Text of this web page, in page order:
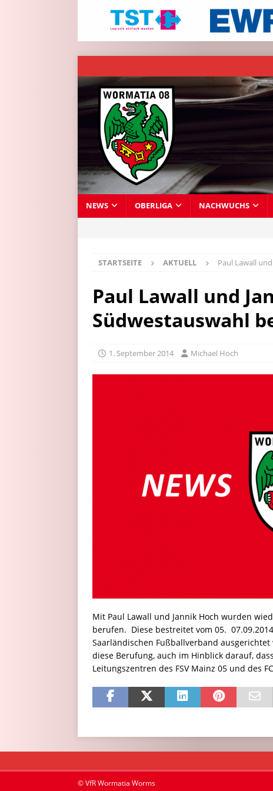
NEWS OBERLIGA NACHWUCHS
STARTSEITE AKTUELL Paul Lawall
Paul Lawall und
Südwestauswahl
1. September 2014 Michael Hoch
Mit Paul Lawall und Jannik Hoch wurden
berufen. Diese bestreitet vom 05. 
Saarländischen Fußballverband
diese Berufung, auch im Hinblick darauf,
Leitungszentren des FSV Mainz 05 und des
© VfR Wormatia Worms